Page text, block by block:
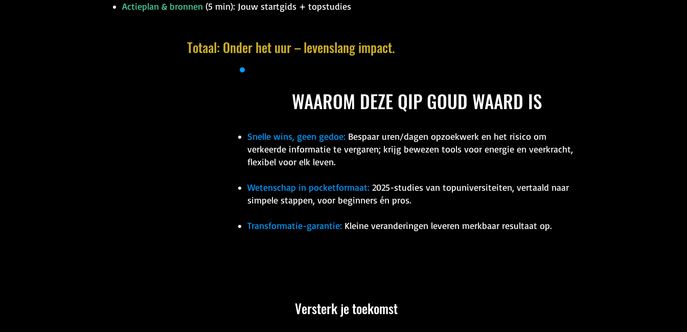
Actieplan & bronnen (5 min): Jouw startgids + topstudies
Totaal: Onder het uur – levenslang impact.
WAAROM DEZE QIP GOUD WAARD IS
Snelle wins, geen gedoe: Bespaar uren/dagen opzoekwerk en het risico om
verkeerde informatie te vergaren; krijg bewezen tools voor energie en veerkracht,
flexibel voor elk leven.
Wetenschap in pocketformaat: 2025-studies van topuniversiteiten, vertaald naar
simpele stappen, voor beginners én pros.​
Transformatie-garantie: Kleine veranderingen leveren merkbaar resultaat op.
Versterk je toekomst